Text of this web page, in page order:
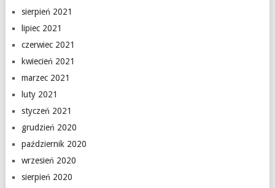
sierpień 2021
lipiec 2021
czerwiec 2021
kwiecień 2021
marzec 2021
luty 2021
styczeń 2021
grudzień 2020
październik 2020
wrzesień 2020
sierpień 2020